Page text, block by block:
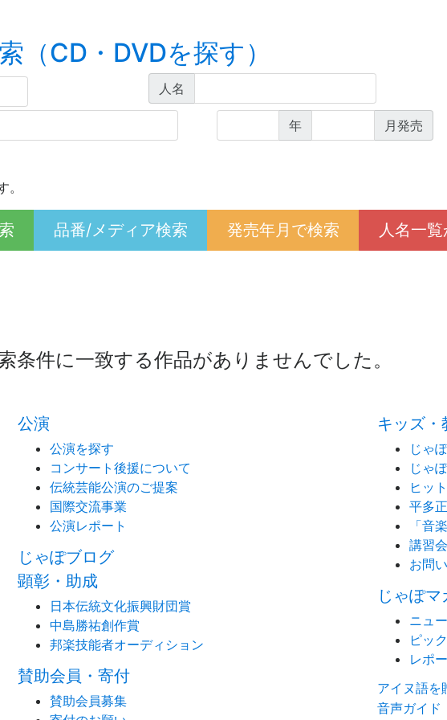
（CD・DVDを探す）
人名
年 月発売
品番/メディア検索 発売年月で検索 人名一
条件に一致する作品がありませんでした。
公演
公演を探す
コンサート後援について
伝統芸能公演のご提案
国際交流事業
公演レポート
じゃぽブログ
顕彰・助成
日本伝統文化振興財団賞
中島勝祐創作賞
邦楽技能者オーディション
賛助会員・寄付
賛助会員募集
キッズ・
じゃ
じゃ
ヒッ
平多
「音
講習
お問
じゃぽマ
ニュ
ピッ
レポ
アイヌ語を
音声ガイド